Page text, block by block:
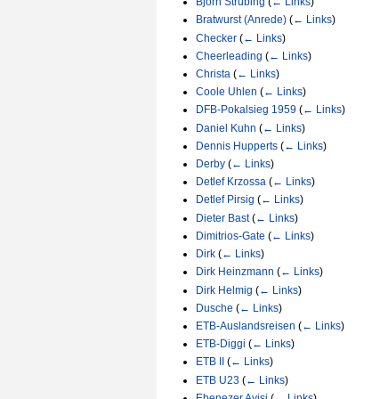
Bratwurst (Anrede) (← Links)
Checker (← Links)
Cheerleading (← Links)
Christa (← Links)
Coole Uhlen (← Links)
DFB-Pokalsieg 1959 (← Links)
Daniel Kuhn (← Links)
Dennis Hupperts (← Links)
Derby (← Links)
Detlef Krzossa (← Links)
Detlef Pirsig (← Links)
Dieter Bast (← Links)
Dimitrios-Gate (← Links)
Dirk (← Links)
Dirk Heinzmann (← Links)
Dirk Helmig (← Links)
Dusche (← Links)
ETB-Auslandsreisen (← Links)
ETB-Diggi (← Links)
ETB II
(← Links)
ETB U23 (← Links)